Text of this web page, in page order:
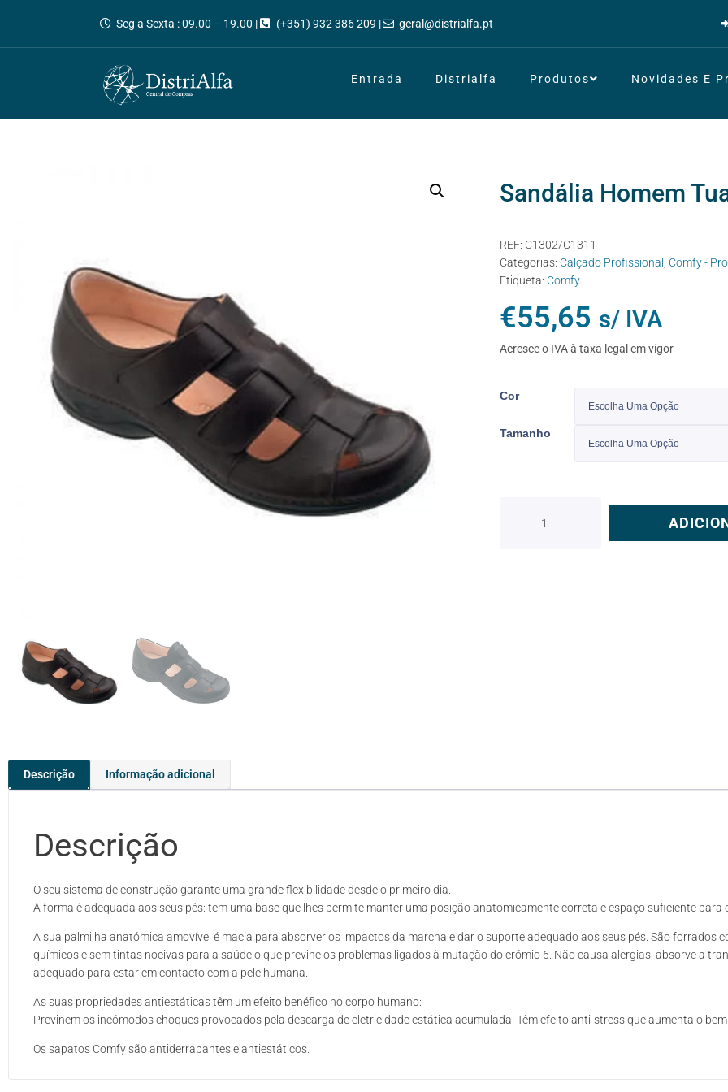
Seg a Sexta : 09.00 – 19.00 | (+351) 932 386 209 | geral@distrialfa.pt
Entrada Distrialfa Produtos Novidades E
Sandália Homem
REF: C1302/C1311
Categorias: Calçado Profissional
Comfy -
Etiqueta: Comfy
€55,65 s/ IVA
Acresce o IVA à taxa legal em vigor
Cor
Tamanho
Descrição Informação adicional
Descrição
O seu sistema de construção garante uma grande flexibilidade desde o primeiro dia.
A forma é adequada aos seus pés: tem uma base que lhes permite manter uma posição anatomicamente correta e espaço suficiente para
A sua palmilha anatómica amovível é macia para absorver os impactos da marcha e dar o suporte adequado aos seus pés. São forrados
químicos e sem tintas nocivas para a saúde o que previne os problemas ligados à mutação do crómio 6. Não causa alergias, absorve a
adequado para estar em contacto com a pele humana.
As suas propriedades antiestáticas têm um efeito benéfico no corpo humano:
Previnem os incómodos choques provocados pela descarga de eletricidade estática acumulada. Têm efeito anti-stress que aumenta o
Os sapatos Comfy são antiderrapantes e antiestáticos.